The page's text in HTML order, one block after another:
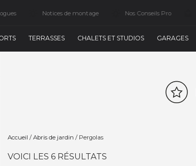
TERRASSES CHALETS ET STUDIOS GARAGES
Notices de montage Nos Conseils Pro
Accueil / Abris de jardin / Pergolas
VOICI LES 6 RÉSULTATS